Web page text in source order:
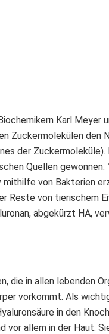
Karl Meyer
Zuckermolekülen den
der
Quellen
von Bakterien
Reste von tierischem
abgekürzt HA,
die in allen lebenden
vorkommt. Als
in den
vor allem in der Haut.